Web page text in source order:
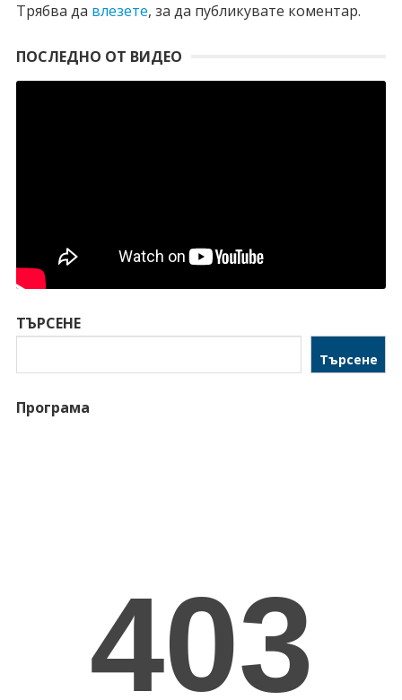
Трябва да влезете, за да публикувате коментар.
ПОСЛЕДНО ОТ ВИДЕО
ТЪРСЕНЕ
Търсене
Програма